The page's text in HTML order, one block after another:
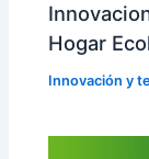
Hogar
Innovación y